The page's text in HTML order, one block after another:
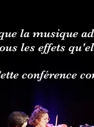
la musique
les effets
conférence